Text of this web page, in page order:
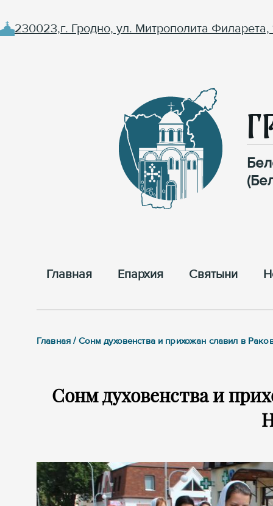
230023,г. Гродно, ул. Митрополита Филарета,
Главная Епархия Cвятыни
Главная / Сонм духовенства и прихожан славил в
Сонм духовенства и